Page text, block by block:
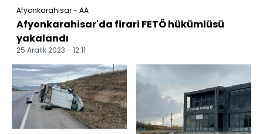
Afyonkarahisar - AA
Afyonkarahisar'da firari FETÖ hükümlüsü
yakalandı
25 Aralık 2023 - 12:11